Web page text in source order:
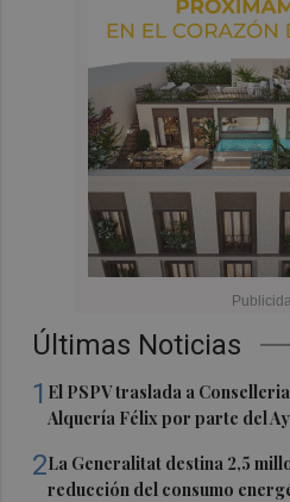
Últimas Noticias
1 El PSPV traslada a
Alquería Félix por parte del
2La Generalitat destina 2,5
reducción del consumo